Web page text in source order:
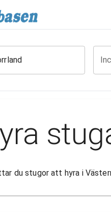
du stugor att hyra i